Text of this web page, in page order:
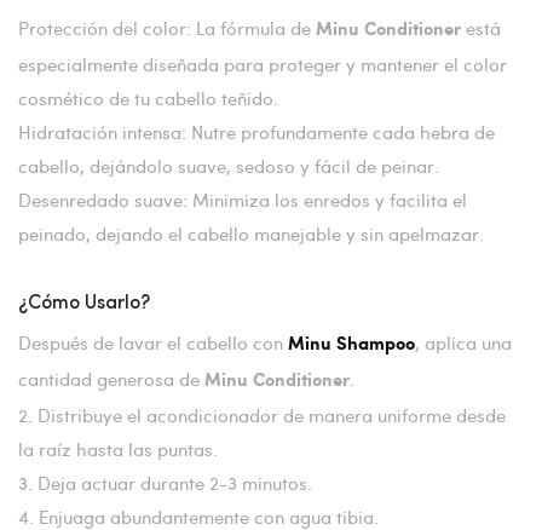
Protección del color: La fórmula de Minu Conditioner está
especialmente diseñada para proteger y mantener el color
cosmético de tu cabello teñido.
Hidratación intensa: Nutre profundamente cada hebra de
cabello, dejándolo suave, sedoso y fácil de peinar.
Desenredado suave: Minimiza los enredos y facilita el
peinado, dejando el cabello manejable y sin apelmazar.
¿Cómo Usarlo?
Después de lavar el cabello con Minu Shampoo, aplica una
cantidad generosa de Minu Conditioner
2. Distribuye el acondicionador de manera uniforme desde
la raíz hasta las puntas.
3. Deja actuar durante 2-3 minutos.
4. Enjuaga abundantemente con agua tibia.